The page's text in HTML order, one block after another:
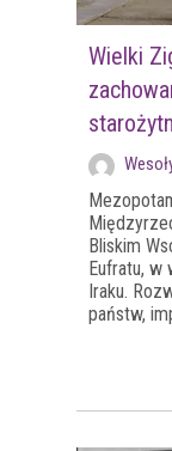
Wielki
Bliskim
Eufratu, w
Iraku.
państw,